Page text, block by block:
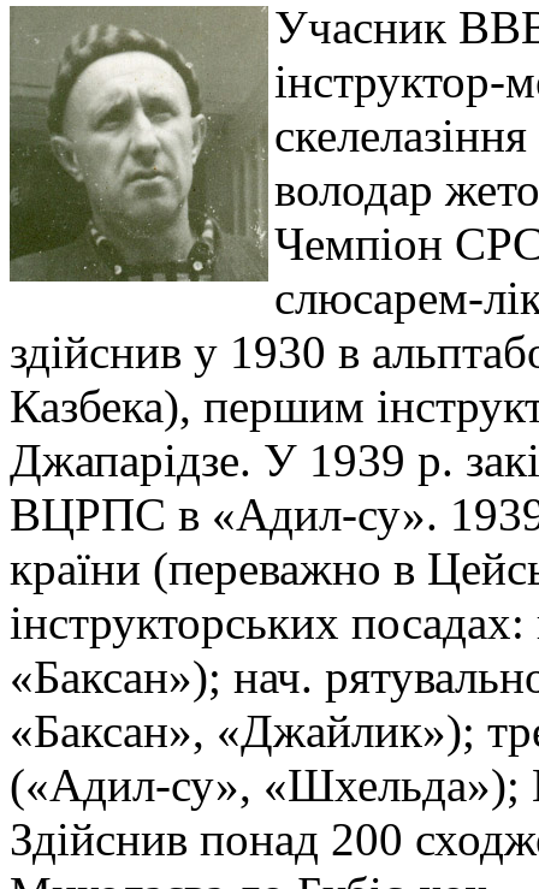
Учасник
інструктор-
володар
Чемпіон
слюсарем-
здійснив у 1930 в
Казбека), першим
Джапарідзе. У 1939 р.
ВЦРПС в «Адил-су».
країни (переважно в
інструкторських
«Баксан»); нач.
«Баксан», «Джайлик»);
(«Адил-су», «Шхельда»);
Здійснив понад 200